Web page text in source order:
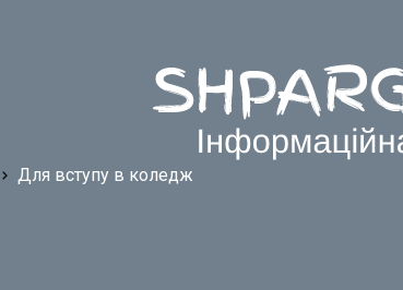
Для вступу в коледж